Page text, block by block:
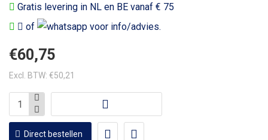
Gratis levering in NL en BE vanaf € 75
of
voor info/advies.
€60,75
Excl. BTW: €50,21
Direct bestellen